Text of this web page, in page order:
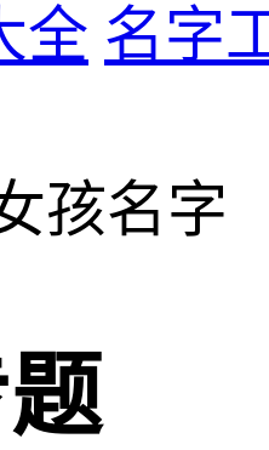
全 名字
孩名字